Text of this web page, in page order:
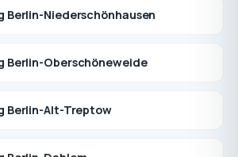
Berlin-Niederschönhausen
Berlin-Oberschöneweide
Berlin-Alt-Treptow